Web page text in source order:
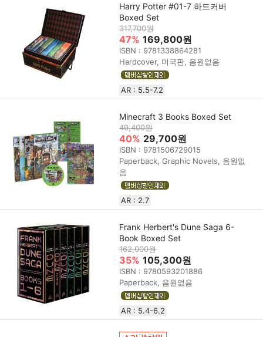
Harry Potter #01-7 하드커버
Boxed Set
317,700원
47% 169,800원
ISBN : 9781338864281
Hardcover, 미국판, 음원없음
AR : 5.5-7.2
Minecraft 3 Books Boxed Set
49,400원
40% 29,700원
ISBN : 9781506729015
Paperback, Graphic Novels, 음원없
음
AR : 2.7
Frank Herbert's Dune Saga 6-
Book Boxed Set
162,000원
35% 105,300원
ISBN : 9780593201886
Paperback, 음원없음
AR : 5.4-6.2